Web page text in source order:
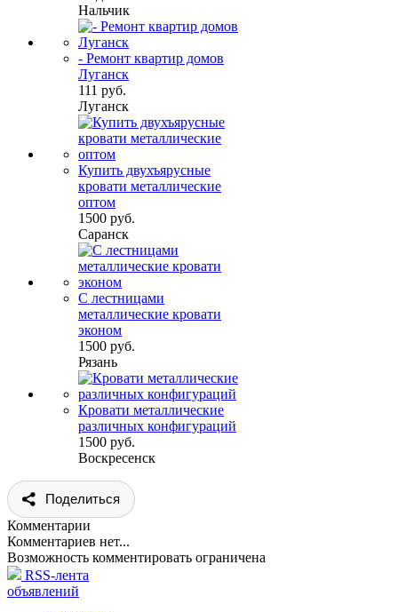
Нальчик
- Ремонт квартир домов
Луганск
111 руб.
Луганск
Купить двухъярусные
кровати металлические
оптом
1500 руб.
Саранск
С лестницами
металлические кровати
эконом
1500 руб.
Рязань
Кровати металлические
различных конфигураций
1500 руб.
Воскресенск
Поделиться
Комментарии
Комментариев нет...
Возможность комментировать ограничена
RSS-лента
объявлений